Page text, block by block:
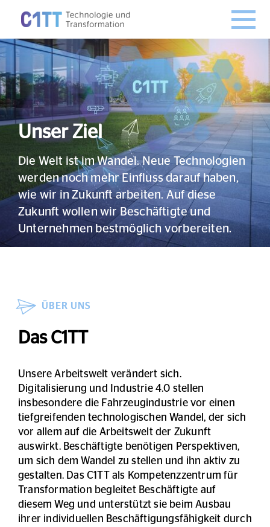
Unser Ziel
Die Welt ist im Wandel. Neue Technologien
werden noch mehr Einfluss darauf haben,
wie wir in Zukunft arbeiten. Auf diese
Zukunft wollen wir Beschäftigte und
Unternehmen bestmöglich vorbereiten.
ÜBER UNS
Das C1TT
Unsere Arbeitswelt verändert sich.
Digitalisierung und Industrie 4.0 stellen
insbesondere die Fahrzeugindustrie vor einen
tiefgreifenden technologischen Wandel, der sich
vor allem auf die Arbeitswelt der Zukunft
auswirkt. Beschäftigte benötigen Perspektiven,
um sich dem Wandel zu stellen und ihn aktiv zu
gestalten. Das C1TT als Kompetenzzentrum für
Transformation begleitet Beschäftigte auf
diesem Weg und unterstützt sie beim Ausbau
ihrer individuellen Beschäftigungsfähigkeit durch